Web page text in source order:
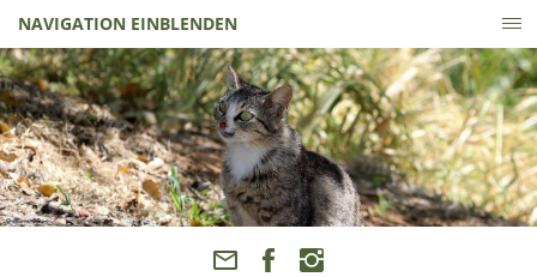
NAVIGATION EINBLENDEN